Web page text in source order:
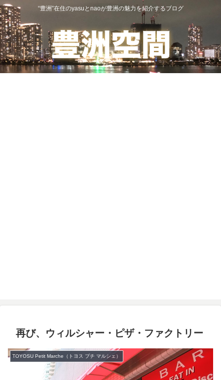
“豊洲”在住のyasuとnaoが豊洲の魅力を紹介するブログ
再び、ウィルシャー・ピザ・ファクトリー
TOYOSU Petit Marche（トヨス プチ マルシェ）